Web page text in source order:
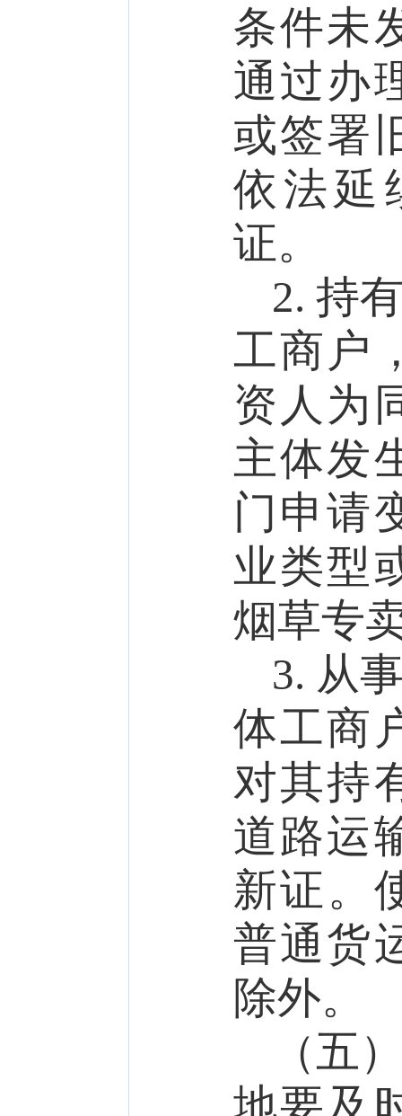
条件未
通过办
或签署
依法延
证。
2. 持
工商户
资人为
主体发
门申请
业类型
烟草专
3. 从
体工商
对其持
道路运
新证。
普通货
除外。
（五
地要及